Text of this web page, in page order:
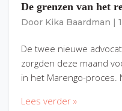
De grenzen van het
Door Kika Baardman
De twee nieuwe
zorgden deze maand
in het Marengo-proces.
Lees verder »